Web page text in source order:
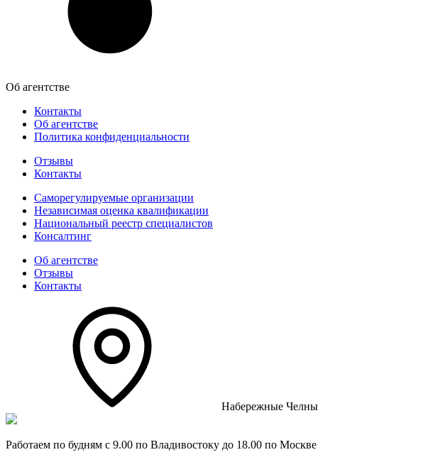
Об агентстве
Контакты
Об агентстве
Политика конфиденциальности
Отзывы
Контакты
Саморегулируемые организации
Независимая оценка квалификации
Национальный реестр специалистов
Консалтинг
Об агентстве
Отзывы
Контакты
Набережные Челны
Работаем по будням с 9.00 по Владивостоку до 18.00 по Москве